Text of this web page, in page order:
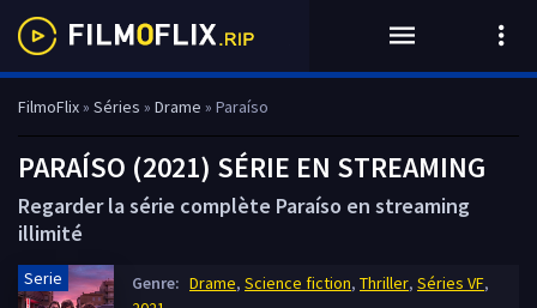
FilmoFlix» Séries » Drame » Paraíso
PARAÍSO (2021) SÉRIE EN STREAMING
Regarder la série complète Paraíso en streaming
illimité
Serie Genre: Drame, Science fiction, Thriller, Séries VF,